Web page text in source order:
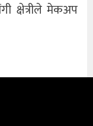
क्षेत्रीले मेकअप